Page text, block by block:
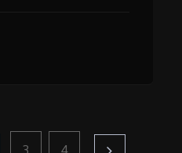
Page Page